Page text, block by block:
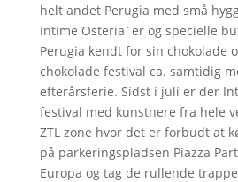
helt andet Perugia med små
intime Osteria´er og specielle
Perugia kendt for sin chokolade
chokolade festival ca. samtidig
efterårsferie. Sidst i juli er der
festival med kunstnere fra hele
ZTL zone hvor det er forbudt at
på parkeringspladsen Piazza
Europa og tag de rullende